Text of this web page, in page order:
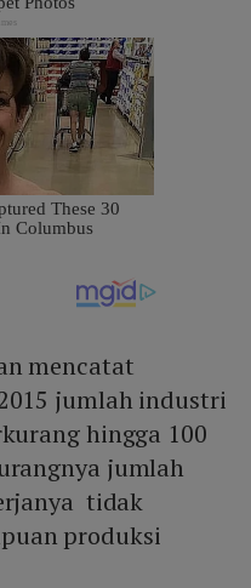
mencatat
jumlah industri
hingga 100
jumlah
tidak
produksi